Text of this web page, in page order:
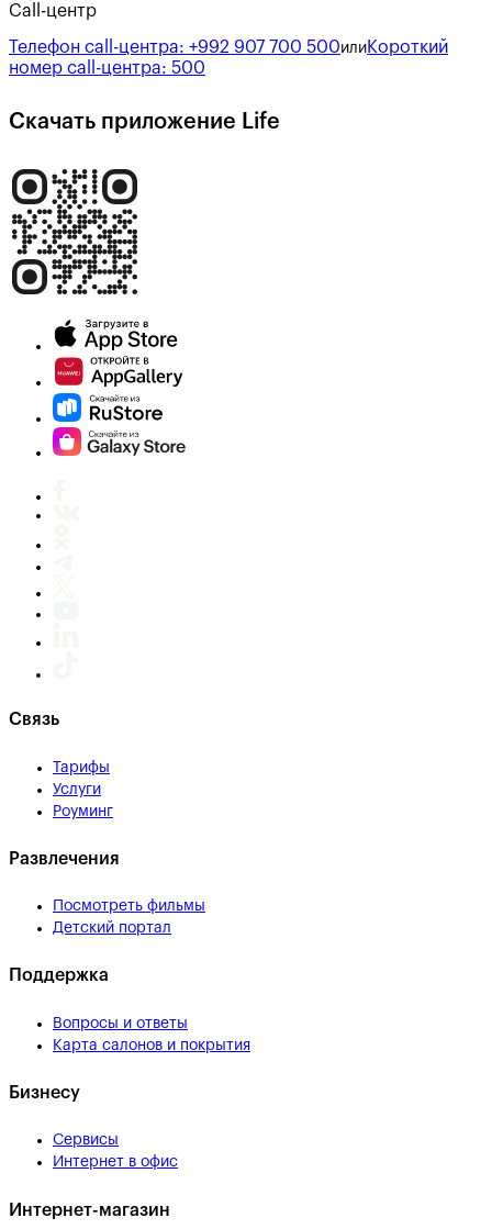
Call-центр
Телефон call-центра: +992 907 700 500или Короткий
номер call-центра: 500
Скачать приложение Life
Связь
Тарифы
Услуги
Роуминг
Развлечения
Посмотреть фильмы
Детский портал
Поддержка
Вопросы и ответы
Карта салонов и покрытия
Бизнесу
Сервисы
Интернет в офис
Интернет-магазин